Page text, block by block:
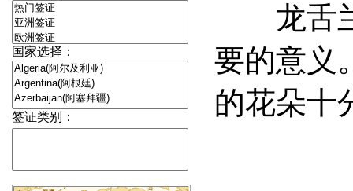
国家选择：
签证类别：
龙舌兰
要的意义
的花朵十